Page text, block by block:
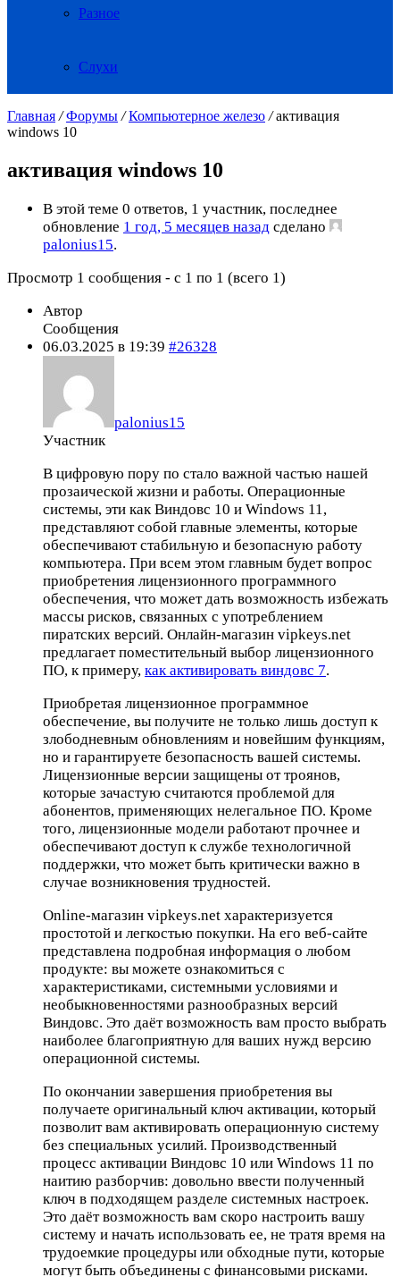
Разное
Слухи
Главная / Форумы / Компьютерное железо / активация
windows 10
активация windows 10
В этой теме 0 ответов, 1 участник, последнее
обновление 1 год, 5 месяцев назад сделано
palonius15.
Просмотр 1 сообщения - с 1 по 1 (всего 1)
Автор
Сообщения
06.03.2025 в 19:39 #26328
palonius15
Участник
В цифровую пору по стало важной частью нашей
прозаической жизни и работы. Операционные
системы, эти как Виндовс 10 и Windows 11,
представляют собой главные элементы, которые
обеспечивают стабильную и безопасную работу
компьютера. При всем этом главным будет вопрос
приобретения лицензионного программного
обеспечения, что может дать возможность избежать
массы рисков, связанных с употреблением
пиратских версий. Онлайн-магазин vipkeys.net
предлагает поместительный выбор лицензионного
ПО, к примеру, как активировать виндовс 7.
Приобретая лицензионное программное
обеспечение, вы получите не только лишь доступ к
злободневным обновлениям и новейшим функциям,
но и гарантируете безопасность вашей системы.
Лицензионные версии защищены от троянов,
которые зачастую считаются проблемой для
абонентов, применяющих нелегальное ПО. Кроме
того, лицензионные модели работают прочнее и
обеспечивают доступ к службе технологичной
поддержки, что может быть критически важно в
случае возникновения трудностей.
Online-магазин vipkeys.net характеризуется
простотой и легкостью покупки. На его веб-сайте
представлена подробная информация о любом
продукте: вы можете ознакомиться с
характеристиками, системными условиями и
необыкновенностями разнообразных версий
Виндовс. Это даёт возможность вам просто выбрать
наиболее благоприятную для ваших нужд версию
операционной системы.
По окончании завершения приобретения вы
получаете оригинальный ключ активации, который
позволит вам активировать операционную систему
без специальных усилий. Производственный
процесс активации Виндовс 10 или Windows 11 по
наитию разборчив: довольно ввести полученный
ключ в подходящем разделе системных настроек.
Это даёт возможность вам скоро настроить вашу
систему и начать использовать ее, не тратя время на
трудоемкие процедуры или обходные пути, которые
могут быть объединены с финансовыми рисками.